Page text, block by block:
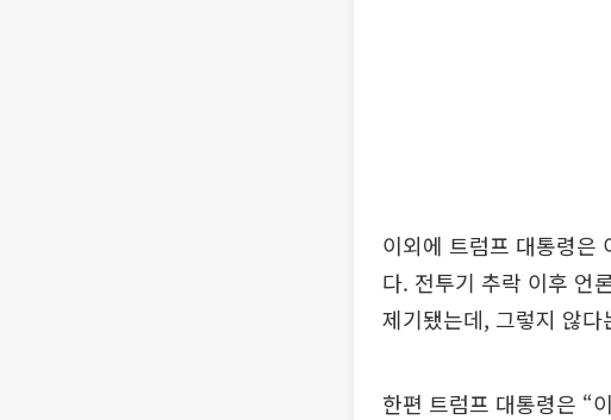
이외에 트럼프 대통령은
다. 전투기 추락 이후 언
제기됐는데, 그렇지 않
한편 트럼프 대통령은 “